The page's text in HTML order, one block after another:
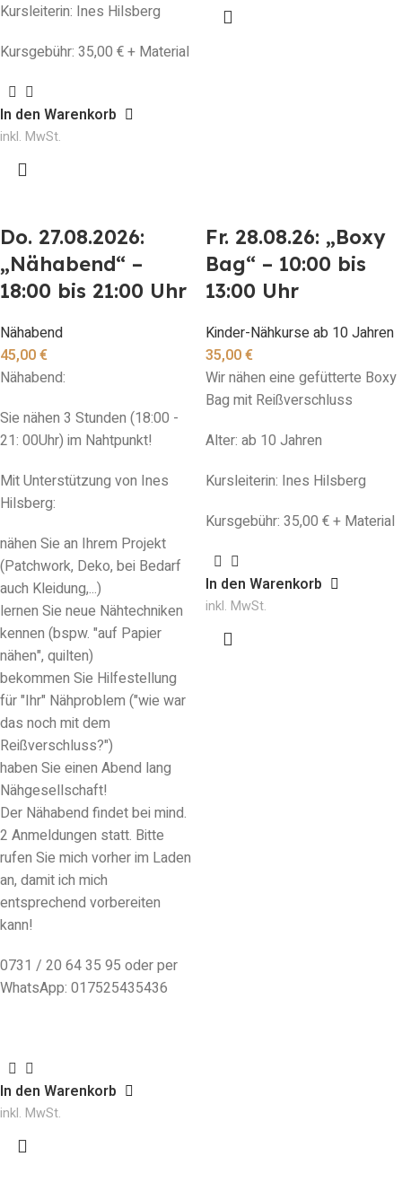
Kursleiterin: Ines Hilsberg
Kursgebühr: 35,00 € + Material
In den Warenkorb
inkl. MwSt.
Do. 27.08.2026:
„Nähabend“ –
18:00 bis 21:00 Uhr
Nähabend
45,00€
Nähabend:
Sie nähen 3 Stunden (18:00 -
21: 00Uhr) im Nahtpunkt!
Mit Unterstützung von Ines
Hilsberg:
nähen Sie an Ihrem Projekt
(Patchwork, Deko, bei Bedarf
auch Kleidung,...)
lernen Sie neue Nähtechniken
kennen (bspw. "auf Papier
nähen", quilten)
bekommen Sie Hilfestellung
für "Ihr" Nähproblem ("wie war
das noch mit dem
Reißverschluss?")
haben Sie einen Abend lang
Nähgesellschaft!
Der Nähabend findet bei mind.
2 Anmeldungen statt. Bitte
rufen Sie mich vorher im Laden
an, damit ich mich
entsprechend vorbereiten
kann!
0731 / 20 64 35 95 oder per
WhatsApp: 017525435436
In den Warenkorb
inkl. MwSt.
Fr. 28.08.26: „Boxy
Bag“ – 10:00 bis
13:00 Uhr
Kinder-Nähkurse ab 10 Jahren
35,00€
Wir nähen eine gefütterte Boxy
Bag mit Reißverschluss
Alter: ab 10 Jahren
Kursleiterin: Ines Hilsberg
Kursgebühr: 35,00 € + Material
In den Warenkorb
inkl. MwSt.